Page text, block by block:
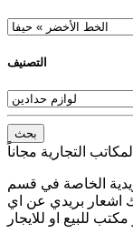
التصنيف
بحث
الخاصة في قسم
اشعار بريدي عن اي
للبيع او للايجار